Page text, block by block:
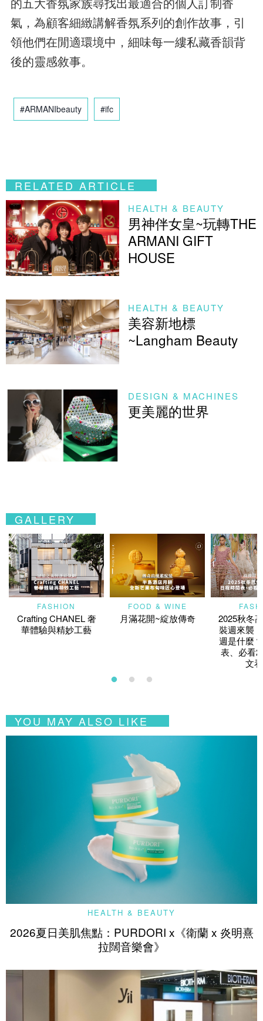
氣，為顧客細緻講解香氛系列的創作故事，引
領他們在閒適環境中，細味每一縷私藏香韻背
後的靈感敘事。
#ARMANIbeauty #ifc
RELATED ARTICLE
HEALTH & BEAUTY
男神伴女皇~玩轉THE
ARMANI GIFT
HOUSE
HEALTH & BEAUTY
美容新地標
~Langham Beauty
DESIGN & MACHINES
更美麗的世界
GALLERY
FASHION
Crafting CHANEL 奢
華體驗與精妙工藝
FOOD & WINE
月滿花開~綻放傳奇
2025秋冬
裝週來襲
週是什麼
表、必看
文
YOU MAY ALSO LIKE
HEALTH & BEAUTY
2026夏日美肌焦點：PURDORI x《衛蘭 x 炎明熹
拉闊音樂會》